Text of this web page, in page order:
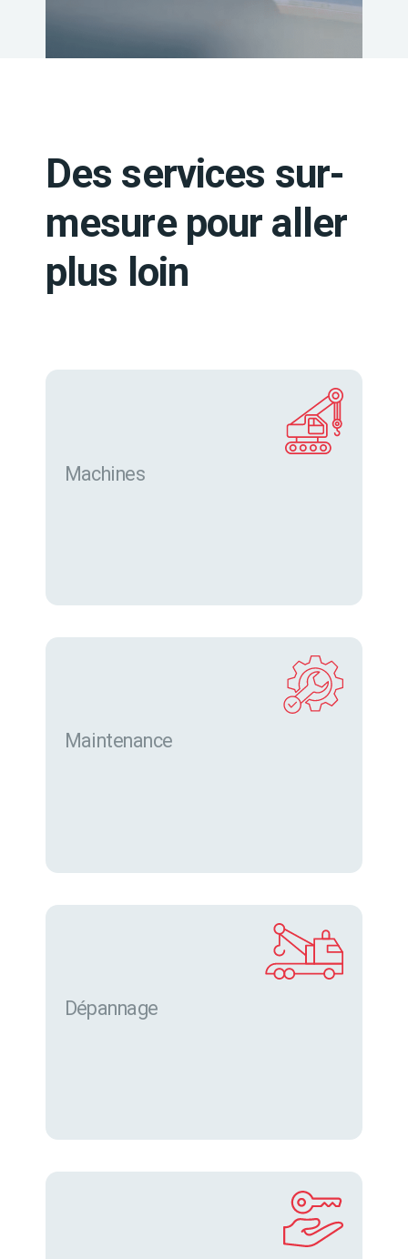
Des services sur-
mesure pour aller
plus loin
Machines
Maintenance
Dépannage